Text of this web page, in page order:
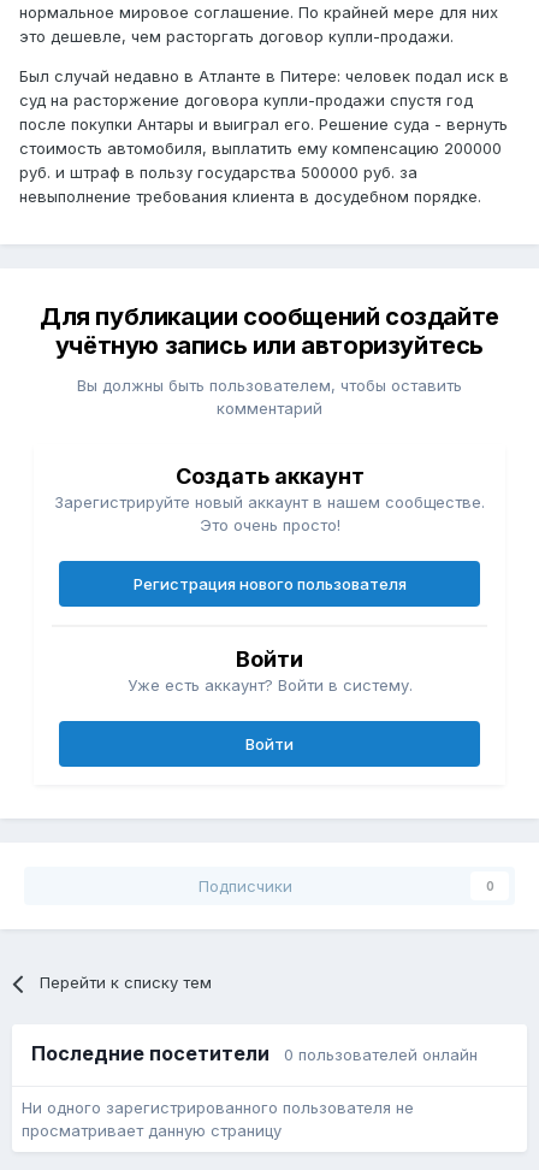
нормальное мировое соглашение. По крайней мере для них
это дешевле, чем расторгать договор купли-продажи.
Был случай недавно в Атланте в Питере: человек подал иск в
суд на расторжение договора купли-продажи спустя год
после покупки Антары и выиграл его. Решение суда - вернуть
стоимость автомобиля, выплатить ему компенсацию 200000
руб. и штраф в пользу государства 500000 руб. за
невыполнение требования клиента в досудебном порядке.
Для публикации сообщений создайте
учётную запись или авторизуйтесь
Вы должны быть пользователем, чтобы оставить
комментарий
Создать аккаунт
Зарегистрируйте новый аккаунт в нашем сообществе.
Это очень просто!
Регистрация нового пользователя
Войти
Уже есть аккаунт? Войти в систему.
Войти
Подписчики 0
Перейти к списку тем
Последние посетители 0 пользователей онлайн
Ни одного зарегистрированного пользователя не
просматривает данную страницу